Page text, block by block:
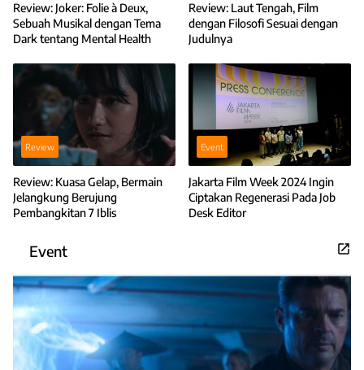
Review: Joker: Folie à Deux,
Sebuah Musikal dengan Tema
Dark tentang Mental Health
Review: Laut Tengah, Film
dengan Filosofi Sesuai dengan
Judulnya
Review
Review: Kuasa Gelap, Bermain
Jelangkung Berujung
Pembangkitan 7 Iblis
Event
Jakarta Film Week 2024 Ingin
Ciptakan Regenerasi Pada Job
Desk Editor
Event